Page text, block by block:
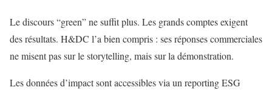
Le discours “green” ne suffit plus. Les grands comptes exigent
des résultats. H&DC l’a bien compris : ses réponses commerciales
ne misent pas sur le storytelling, mais sur la démonstration.
Les données d’impact sont accessibles via un reporting ESG